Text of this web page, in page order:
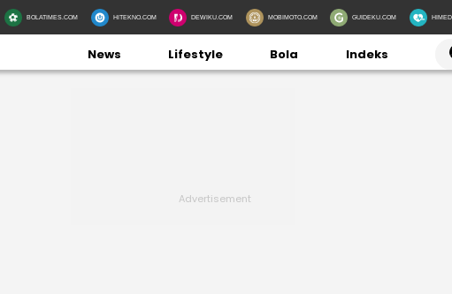
BOLATIMES.COM HITEKNO.COM DEWIKU.COM MOBIMOTO.COM GUIDEKU.COM
News Lifestyle Bola Indeks